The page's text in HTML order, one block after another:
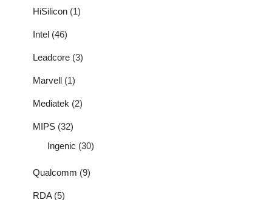
HiSilicon (1)
Intel (46)
Leadcore (3)
Marvell (1)
Mediatek (2)
MIPS (32)
Ingenic (30)
Qualcomm (9)
RDA(5)